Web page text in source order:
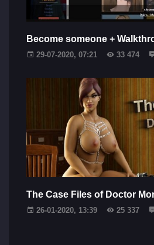
Become someone +
29-07-2020, 07:21 33 474
The Case Files of Doctor
26-01-2020, 13:39 25 337